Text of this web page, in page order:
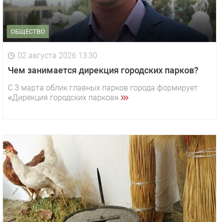
ОБЩЕСТВО
02 августа 2026 13:30
Чем занимается дирекция городских парков?
С 3 марта облик главных парков города формирует
«Дирекция городских парков».